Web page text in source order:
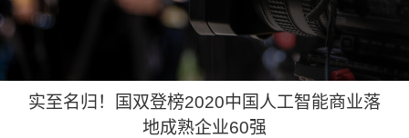
实至名归！国双登榜2020中国人工智能商业落
地成熟企业60强